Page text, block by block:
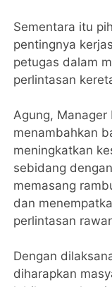
Sementara itu
pentingnya
petugas dalam
perlintasan
Agung, Manager
menambahkan
meningkatkan
sebidang
memasang
dan
perlintasan
Dengan
diharapkan